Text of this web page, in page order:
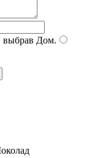
выбрав Дом.